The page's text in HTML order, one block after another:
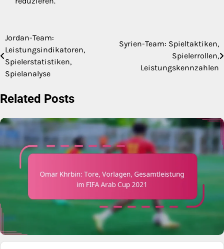
Post
navigation
Jordan-Team:
Leistungsindikatoren,
Spielerstatistiken,
Spielanalyse
Syrien-Team: Spieltaktiken,
Spielerrollen,
Leistungskennzahlen
Related Posts